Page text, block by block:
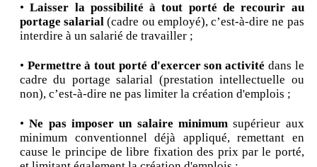
•Laisser la possibilité à tout porté de recourir au
portage salarial (cadre ou employé), c’est-à-dire ne pas
interdire à un salarié de travailler ;
• Permettre à tout porté d'exercer son activité dans le
cadre du portage salarial (prestation intellectuelle ou
non), c’est-à-dire ne pas limiter la création d'emplois ;
•Ne pas imposer un salaire minimum supérieur aux
minimum conventionnel déjà appliqué, remettant en
cause le principe de libre fixation des prix par le porté,